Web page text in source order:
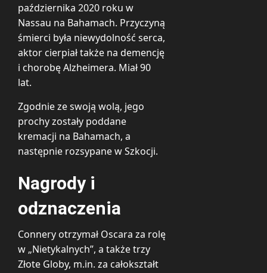
października 2020 roku w
Nassau na Bahamach. Przyczyną
śmierci była niewydolność serca,
aktor cierpiał także na demencję
i chorobę Alzheimera. Miał 90
lat.
Zgodnie ze swoją wolą, jego
prochy zostały poddane
kremacji na Bahamach, a
następnie rozsypane w Szkocji.
Nagrody i
odznaczenia
Connery otrzymał Oscara za rolę
w „Nietykalnych”, a także trzy
Złote Globy, m.in. za całokształt